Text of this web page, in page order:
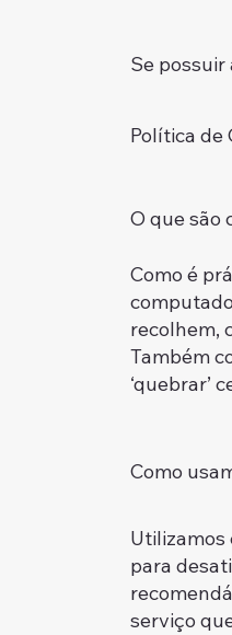
Se
Política de
O que são
Como é
recolhem,
Também
‘quebrar’
Como
Utilizamos
para
serviço